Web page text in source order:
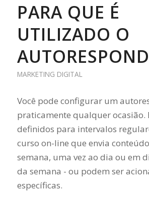
PARA QUE É
UTILIZADO O
MARKETING DIGITAL
Você pode configurar um
praticamente qualquer ocasião.
definidos para intervalos
curso on-line que envia
semana, uma vez ao dia ou em
da semana - ou podem ser
específicas.